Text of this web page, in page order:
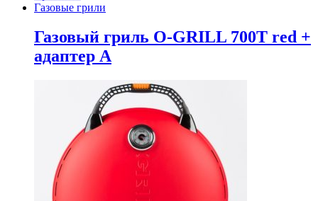
Газовые грили
Газовый гриль O-GRILL 700T red +
адаптер А